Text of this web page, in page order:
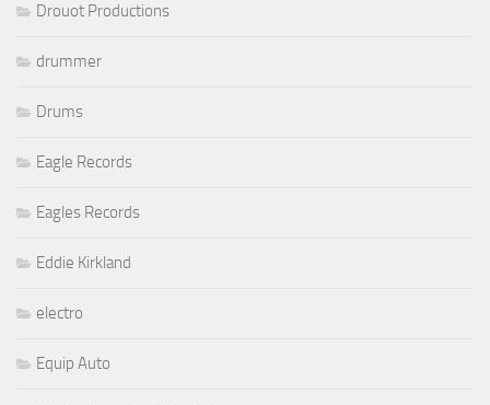
Drouot Productions
drummer
Drums
Eagle Records
Eagles Records
Eddie Kirkland
electro
Equip Auto